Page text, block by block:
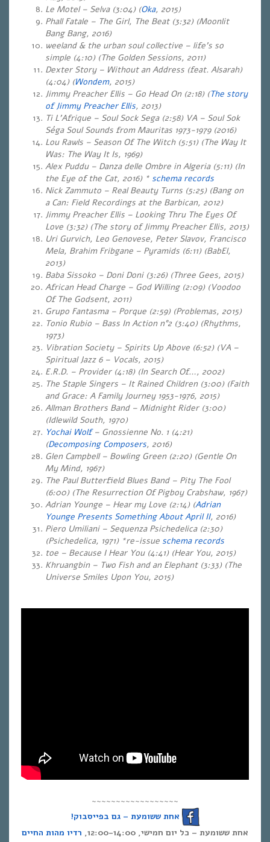
Le Motel – Selva (3:04) (Oka, 2015)
Phall Fatale – The Girl, The Beat (3:32) (Moonlit
Bang Bang, 2016)
weeland & the urban soul collective – life’s so
simple (4:10) (The Golden Sessions, 2011)
Dexter Story – Without an Address (feat. Alsarah)
(4:04) (Wondem, 2015)
Jimmy Preacher Ellis – Go Head On (2:18) (The story
of Jimmy Preacher Ellis, 2013)
Ti L’Afrique – Soul Sock Sega (2:58) VA – Soul Sok
Séga Soul Sounds from Mauritas 1973-1979 (2016)
Lou Rawls – Season Of The Witch (5:51) (The Way It
Was: The Way It Is, 1969)
Alex Puddu – Danza delle Ombre in Algeria (5:11) (In
the Eye of the Cat, 2016) * schema records
Nick Zammuto – Real Beauty Turns (5:25)(Bang on
a Can: Field Recordings at the Barbican, 2012)
Jimmy Preacher Ellis – Looking Thru The Eyes Of
Love (3:32) (The story of Jimmy Preacher Ellis, 2013)
Uri Gurvich, Leo Genovese, Peter Slavov, Francisco
Mela, Brahim Fribgane – Pyramids (6:11) (BabEl,
2013)
Baba Sissoko – Doni Doni (3:26) (Three Gees, 2015)
African Head Charge – God Willing (2:09) (Voodoo
Of The Godsent, 2011)
Grupo Fantasma – Porque (2:59) (Problemas, 2015)
Tonio Rubio – Bass In Action n°2 (3:40) (Rhythms,
1973)
Vibration Society – Spirits Up Above (6:52) (VA –
Spiritual Jazz 6 – Vocals, 2015)
E.R.D. – Provider (4:18) (In Search Of…, 2002)
The Staple Singers – It Rained Children (3:00) (Faith
and Grace: A Family Journey 1953-1976, 2015)
Allman Brothers Band – Midnight Rider (3:00)
(Idlewild South, 1970)
Yochai Wolf– Gnossienne No. 1 (4:21)
(Decomposing Composers, 2016)
Glen Campbell – Bowling Green (2:20) (Gentle On
My Mind, 1967)
The Paul Butterfield Blues Band – Pity The Fool
(6:00) (The Resurrection Of Pigboy Crabshaw, 1967)
Adrian Younge – Hear my Love (2:14) (Adrian
Younge Presents Something About April II, 2016)
Piero Umiliani – Sequenza Psichedelica (2:30)
(Psichedelica, 1971) *re-issue schema records
toe – Because I Hear You (4:41) (Hear You, 2015)
Khruangbin – Two Fish and an Elephant (3:33) (The
Universe Smiles Upon You, 2015)
~~~~~~~~~~~~~~~~~~
אחת ששומעת – גם בפייסבוק!
אחת ששומעת – כל יום חמישי, 12:00-14:00,
רדיו מהות החיים